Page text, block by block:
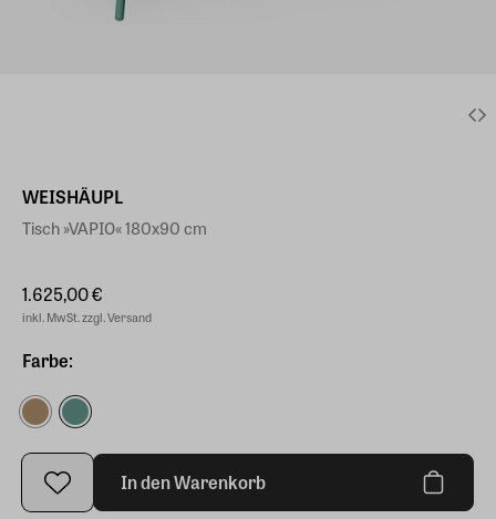
WEISHÄUPL
Tisch »VAPIO« 180x90 cm
1.625,00 €
inkl. MwSt. zzgl. Versand
Farbe:
In den Warenkorb